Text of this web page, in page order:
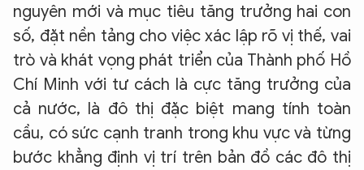
nguyên mới và mục tiêu tăng trưởng hai con
số, đặt nền tảng cho việc xác lập rõ vị thế, vai
trò và khát vọng phát triển của Thành phố Hồ
Chí Minh với tư cách là cực tăng trưởng của
cả nước, là đô thị đặc biệt mang tính toàn
cầu, có sức cạnh tranh trong khu vực và từng
bước khẳng định vị trí trên bản đồ các đô thị